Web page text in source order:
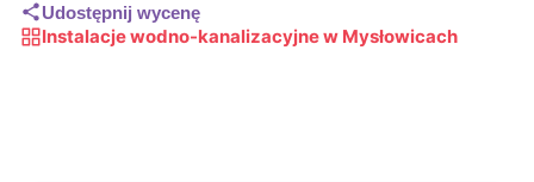
Udostępnij wycenę
Instalacje wodno-kanalizacyjne w Mysłowicach